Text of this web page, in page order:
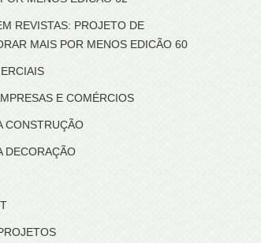
REVISTAS: PROJETO DE
MAIS POR MENOS EDICÃO 60
E COMÉRCIOS
CONSTRUÇÃO
DECORAÇÃO